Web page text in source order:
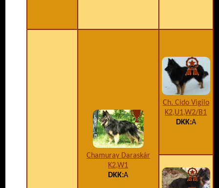
Chamuray Daraskár
K2,W1
DKK:A
Ch. Cido Vigilo
K2,U1,W2/B1
DKK:A